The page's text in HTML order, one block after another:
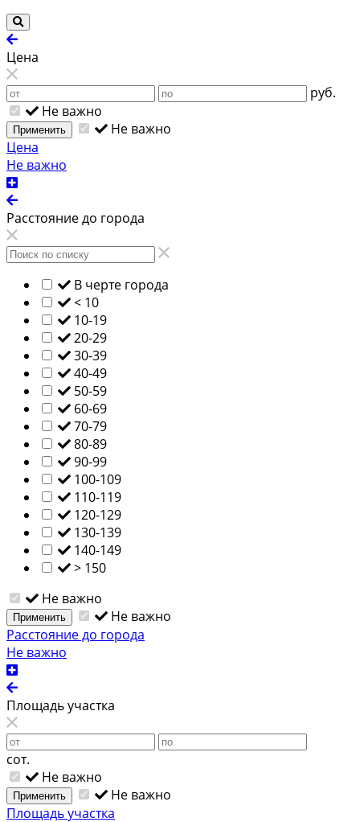
Цена
руб.
Не важно
Применить
Не важно
Цена
Не важно
Расстояние до города
В черте города
< 10
10-19
20-29
30-39
40-49
50-59
60-69
70-79
80-89
90-99
100-109
110-119
120-129
130-139
140-149
> 150
Не важно
Применить
Не важно
Расстояние до города
Не важно
Площадь участка
сот.
Не важно
Применить
Не важно
Площадь участка